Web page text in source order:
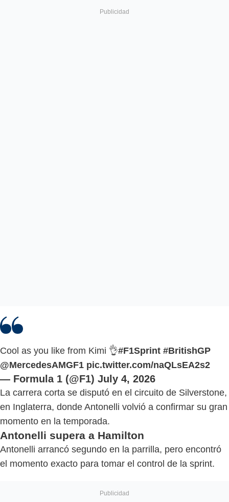
Cool as you like from Kimi 👌#F1Sprint #BritishGP
@MercedesAMGF1 pic.twitter.com/naQLsEA2s2
— Formula 1 (@F1) July 4, 2026
La carrera corta se disputó en el circuito de Silverstone,
en Inglaterra, donde Antonelli volvió a confirmar su gran
momento en la temporada.
Antonelli supera a Hamilton
Antonelli arrancó segundo en la parrilla, pero encontró
el momento exacto para tomar el control de la sprint.